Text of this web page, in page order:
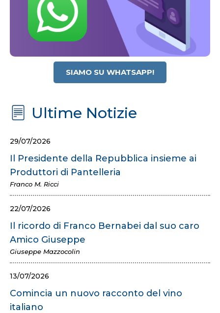
SIAMO SU WHATSAPP!
Ultime Notizie
29/07/2026
Il Presidente della Repubblica insieme ai
Produttori di Pantelleria
Franco M. Ricci
22/07/2026
Il ricordo di Franco Bernabei dal suo caro
Amico Giuseppe
Giuseppe Mazzocolin
13/07/2026
Comincia un nuovo racconto del vino
italiano